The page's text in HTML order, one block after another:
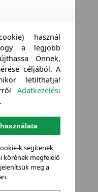
használ
a legjobb
Önnek,
céljából. A
letilthatja!
Adatkezelési
k segítenek
körének megfelelő
meg a